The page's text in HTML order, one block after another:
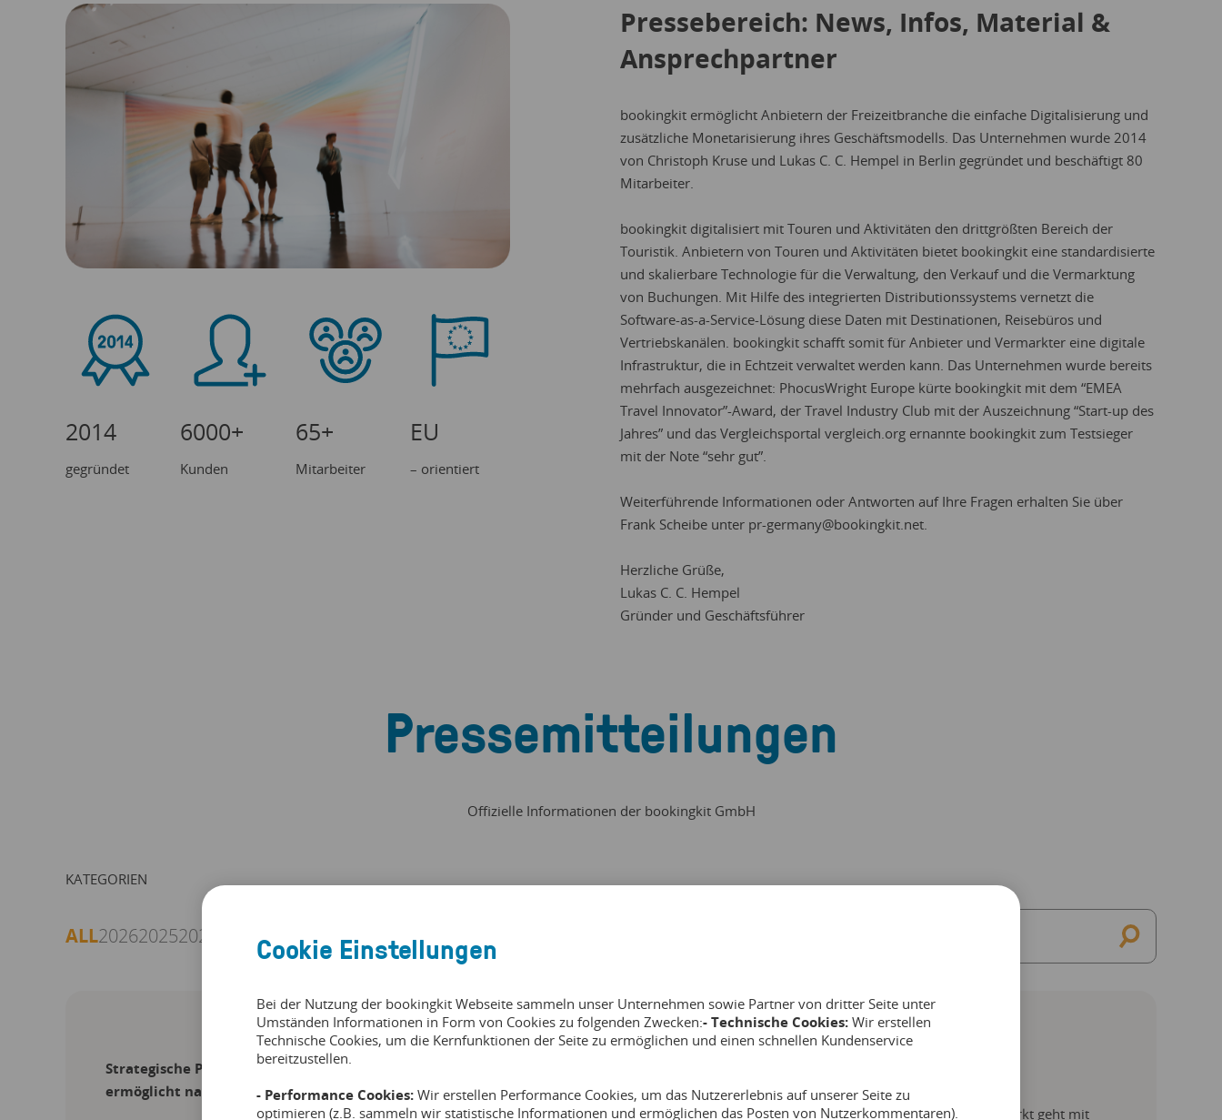
2014
gegründet
6000+
Kunden
65+
Mitarbeiter
EU
– orientiert
Pressebereich: News, Infos, Material &
Ansprechpartner
bookingkit ermöglicht Anbietern der Freizeitbranche die einfache Digitalisierung und
zusätzliche Monetarisierung ihres Geschäftsmodells. Das Unternehmen wurde 2014
von Christoph Kruse und Lukas C. C. Hempel in Berlin gegründet und beschäftigt 80
Mitarbeiter.
bookingkit digitalisiert mit Touren und Aktivitäten den drittgrößten Bereich der
Touristik. Anbietern von Touren und Aktivitäten bietet bookingkit eine standardisierte
und skalierbare Technologie für die Verwaltung, den Verkauf und die Vermarktung
von Buchungen. Mit Hilfe des integrierten Distributionssystems vernetzt die
Software-as-a-Service-Lösung diese Daten mit Destinationen, Reisebüros und
Vertriebskanälen. bookingkit schafft somit für Anbieter und Vermarkter eine digitale
Infrastruktur, die in Echtzeit verwaltet werden kann. Das Unternehmen wurde bereits
mehrfach ausgezeichnet: PhocusWright Europe kürte bookingkit mit dem “EMEA
Travel Innovator”-Award, der Travel Industry Club mit der Auszeichnung “Start-up des
Jahres” und das Vergleichsportal vergleich.org ernannte bookingkit zum Testsieger
mit der Note “sehr gut”.
Weiterführende Informationen oder Antworten auf Ihre Fragen erhalten Sie über
Frank Scheibe unter pr-germany@bookingkit.net.
Herzliche Grüße,
Lukas C. C. Hempel
Gründer und Geschäftsführer
Pressemitteilungen
Offizielle Informationen der bookingkit GmbH
KATEGORIEN
ALL202620252024
Strategische Partnerschaft zwischen bookingkit und NaviPartner
ermöglicht nahtlose Technologielösung für Attraktionen
Stärkstes zweites Quartal aller Zeiten: Europas Freizeitmarkt geht mit
Cookie Einstellungen
Bei der Nutzung der bookingkit Webseite sammeln unser Unternehmen sowie Partner von dritter Seite unter
Umständen Informationen in Form von Cookies zu folgenden Zwecken:- Technische Cookies: Wir erstellen
Technische Cookies, um die Kernfunktionen der Seite zu ermöglichen und einen schnellen Kundenservice
bereitzustellen.
- Performance Cookies: Wir erstellen Performance Cookies, um das Nutzererlebnis auf unserer Seite zu
optimieren (z.B. sammeln wir statistische Informationen und ermöglichen das Posten von Nutzerkommentaren).